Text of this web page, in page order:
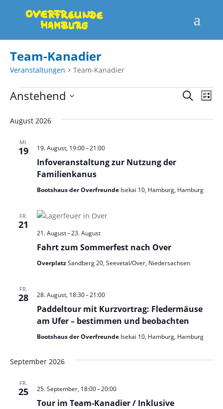
Team-Kanadier
Veranstaltungen Team-Kanadier
Veranstaltungen SucheListe
Anstehend
wählen.
August 2026
MI.
19
Infoveranstaltung zur Nutzung der
Familienkanus
19. August, 19:00–21:00
Bootshaus der Overfreunde Isekai 10, Hamburg, Hamburg
FR.
21
Fahrt zum Sommerfest nach Over
21. August–23. August
OverplatzSandberg 20, Seevetal/Over, Niedersachsen
FR.
28
Paddeltour mit Kurzvortrag: Fledermäuse
am Ufer – bestimmen und beobachten
28. August, 18:30–21:00
Bootshaus der Overfreunde Isekai 10, Hamburg, Hamburg
September 2026
FR.
25
Tour im Team-Kanadier / Inklusive
25. September, 18:00–20:00